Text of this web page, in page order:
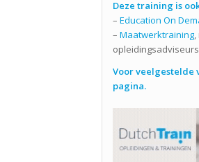
Deze training is
– Education On
– Maatwerktraining,
Voor veelgestelde
pagina.